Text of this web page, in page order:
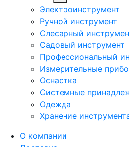
Электроинструмент
Ручной инструмент
Слесарный
Садовый инструмент
Профессиональный
Измерительные
Оснастка
Системные
Одежда
Хранение
О компании